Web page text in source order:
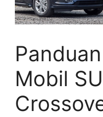
Mobil